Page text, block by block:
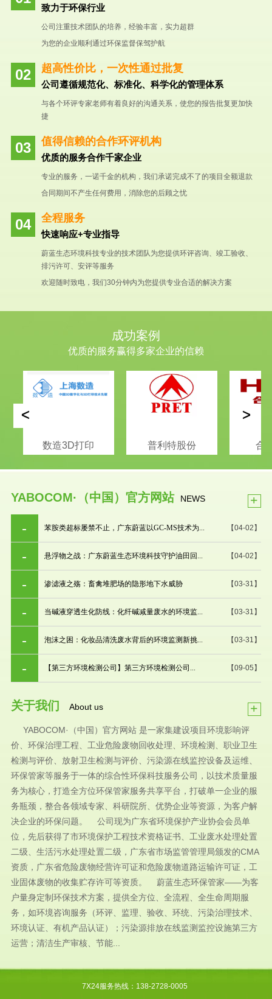
致力于环保行业
公司注重技术团队的培养，经验丰富，实力超群
为您的企业顺利通过环保监督保驾护航
超高性价比，一次性通过批复
公司遵循规范化、标准化、科学化的管理体系
与各个环评专家老师有着良好的沟通关系，使您的报告批复更加快
捷
值得信赖的合作环评机构
优质的服务合作千家企业
专业的服务，一诺千金的机构，我们承诺完成不了的项目全额退款
合同期间不产生任何费用，消除您的后顾之忧
全程服务
快速响应+专业指导
蔚蓝生态环境科技专业的技术团队为您提供环评咨询、竣工验收、
排污许可、安评等服务
欢迎随时致电，我们30分钟内为您提供专业合适的解决方案
成功案例
优质的服务赢得多家企业的信赖
数造3D打印 普利特股份 合
< >
YABOCOM·（中国）官方网站 NEWS +
【04-02】
苯胺类超标屡禁不止，广东蔚蓝以GC-MS技术为...
【04-02】
悬浮物之战：广东蔚蓝生态环境科技守护油田回...
【03-31】
渗滤液之殇：畜禽堆肥场的隐形地下水威胁
【03-31】
当碱液穿透生化防线：化纤碱减量废水的环境监...
【03-31】
泡沫之困：化妆品清洗废水背后的环境监测新挑...
【09-05】
【第三方环境检测公司】第三方环境检测公司...
关于我们 About us +
YABOCOM·（中国）官方网站 是一家集建设项目环境影响评
价、环保治理工程、工业危险废物回收处理、环境检测、职业卫生
检测与评价、放射卫生检测与评价、污染源在线监控设备及运维、
环保管家等服务于一体的综合性环保科技服务公司，以技术质量服
务为核心，打造全方位环保管家服务共享平台，打破单一企业的服
务瓶颈，整合各领域专家、科研院所、优势企业等资源，为客户解
决企业的环保问题。 公司现为广东省环境保护产业协会会员单
位，先后获得了市环境保护工程技术资格证书、工业废水处理处置
二级、生活污水处理处置二级，广东省市场监管管理局颁发的CMA
资质，广东省危险废物经营许可证和危险废物道路运输许可证，工
业固体废物的收集贮存许可等资质。 蔚蓝生态环保管家——为客
户量身定制环保技术方案，提供全方位、全流程、全生命周期服
务，如环境咨询服务（环评、监理、验收、环统、污染治理技术、
环境认证、有机产品认证）；污染源排放在线监测监控设施第三方
运营；清洁生产审核、节能...
7X24服务热线：138-2728-0005